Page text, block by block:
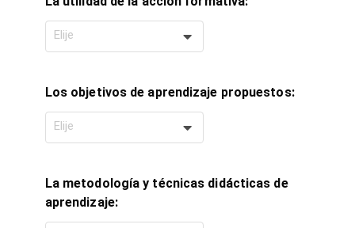
Elije
Los objetivos de aprendizaje propuestos:
Elije
La metodología y técnicas didácticas de
aprendizaje: